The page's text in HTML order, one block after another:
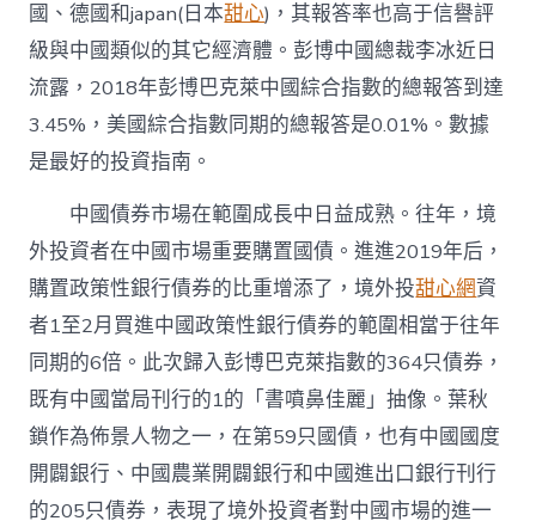
國、德國和japan(日本甜心)，其報答率也高于信譽評
級與中國類似的其它經濟體。彭博中國總裁李冰近日
流露，2018年彭博巴克萊中國綜合指數的總報答到達
3.45%，美國綜合指數同期的總報答是0.01%。數據
是最好的投資指南。
中國債券市場在範圍成長中日益成熟。往年，境
外投資者在中國市場重要購置國債。進進2019年后，
購置政策性銀行債券的比重增添了，境外投甜心網資
者1至2月買進中國政策性銀行債券的範圍相當于往年
同期的6倍。此次歸入彭博巴克萊指數的364只債券，
既有中國當局刊行的1的「書噴鼻佳麗」抽像。葉秋
鎖作為佈景人物之一，在第59只國債，也有中國國度
開闢銀行、中國農業開闢銀行和中國進出口銀行刊行
的205只債券，表現了境外投資者對中國市場的進一